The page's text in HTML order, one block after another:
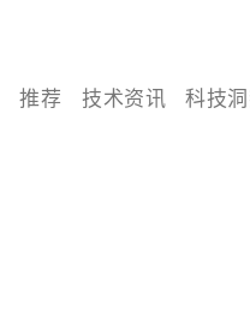
科技互联网,
察,量子,计算
推荐 技术资讯 科技